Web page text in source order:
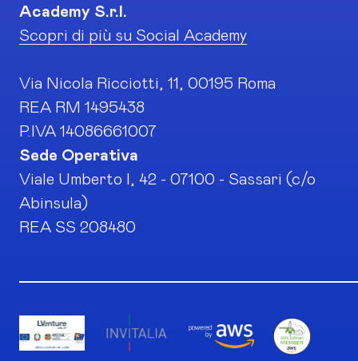
Academy S.r.l.
Scopri di più su Social Academy
Via Nicola Ricciotti, 11, 00195 Roma
REA RM 1495438
P.IVA 14086661007
Sede Operativa
Viale Umberto I, 42 - 07100 - Sassari (c/o
Abinsula)
REA SS 208480